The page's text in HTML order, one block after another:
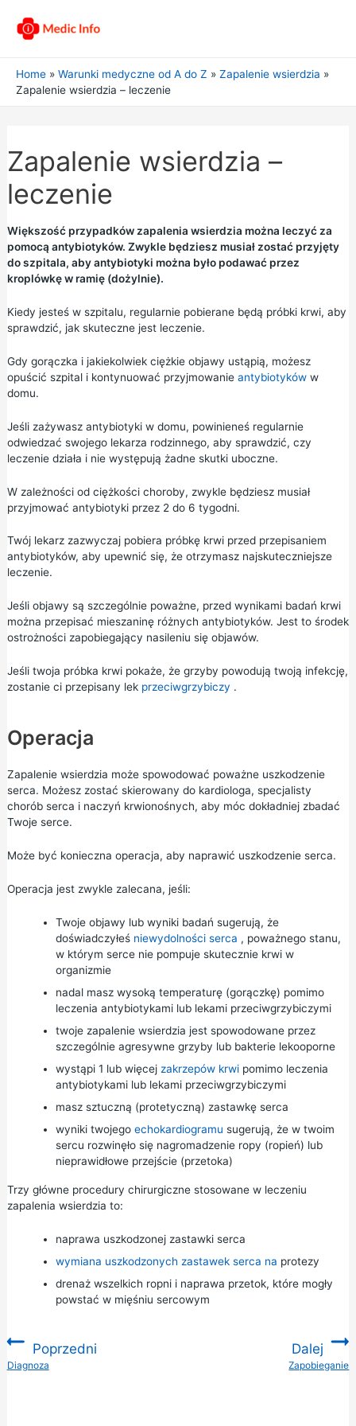
Home Warunki medyczne od A do Z
Zapalenie wsierdzia
Zapalenie wsierdzia – leczenie
Zapalenie wsierdzia –
leczenie
Większość przypadków zapalenia wsierdzia można leczyć za
pomocą antybiotyków. Zwykle będziesz musiał zostać przyjęty
do szpitala, aby antybiotyki można było podawać przez
kroplówkę w ramię (dożylnie).
Kiedy jesteś w szpitalu, regularnie pobierane będą próbki krwi, aby
sprawdzić, jak skuteczne jest leczenie.
Gdy gorączka i jakiekolwiek ciężkie objawy ustąpią, możesz
opuścić szpital i kontynuować przyjmowanie antybiotykóww
domu.
Jeśli zażywasz antybiotyki w domu, powinieneś regularnie
odwiedzać swojego lekarza rodzinnego, aby sprawdzić, czy
leczenie działa i nie występują żadne skutki uboczne.
W zależności od ciężkości choroby, zwykle będziesz musiał
przyjmować antybiotyki przez 2 do 6 tygodni.
Twój lekarz zazwyczaj pobiera próbkę krwi przed przepisaniem
antybiotyków, aby upewnić się, że otrzymasz najskuteczniejsze
leczenie.
Jeśli objawy są szczególnie poważne, przed wynikami badań krwi
można przepisać mieszaninę różnych antybiotyków. Jest to środek
ostrożności zapobiegający nasileniu się objawów.
Jeśli twoja próbka krwi pokaże, że grzyby powodują twoją infekcję,
zostanie ci przepisany lek przeciwgrzybiczy .
Operacja
Zapalenie wsierdzia może spowodować poważne uszkodzenie
serca. Możesz zostać skierowany do kardiologa, specjalisty
chorób serca i naczyń krwionośnych, aby móc dokładniej zbadać
Twoje serce.
Może być konieczna operacja, aby naprawić uszkodzenie serca.
Operacja jest zwykle zalecana, jeśli:
Twoje objawy lub wyniki badań sugerują, że
doświadczyłeś niewydolności serca , poważnego stanu,
w którym serce nie pompuje skutecznie krwi w
organizmie
nadal masz wysoką temperaturę (gorączkę) pomimo
leczenia antybiotykami lub lekami przeciwgrzybiczymi
twoje zapalenie wsierdzia jest spowodowane przez
szczególnie agresywne grzyby lub bakterie lekooporne
wystąpi 1 lub więcej zakrzepów krwipomimo leczenia
antybiotykami lub lekami przeciwgrzybiczymi
masz sztuczną (protetyczną) zastawkę serca
wyniki twojego echokardiogramu sugerują, że w twoim
sercu rozwinęło się nagromadzenie ropy (ropień) lub
nieprawidłowe przejście (przetoka)
Trzy główne procedury chirurgiczne stosowane w leczeniu
zapalenia wsierdzia to:
naprawa uszkodzonej zastawki serca
wymiana uszkodzonych zastawek serca na protezy
drenaż wszelkich ropni i naprawa przetok, które mogły
powstać w mięśniu sercowym
Poprzedni
:Diagnoza
Dalej
Zapobieganie